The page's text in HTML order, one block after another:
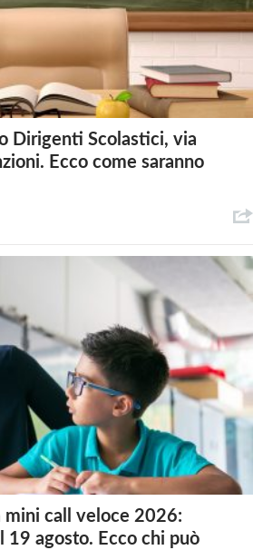
Dirigenti Scolastici, via
Ecco come saranno
mini call veloce 2026:
19 agosto. Ecco chi può